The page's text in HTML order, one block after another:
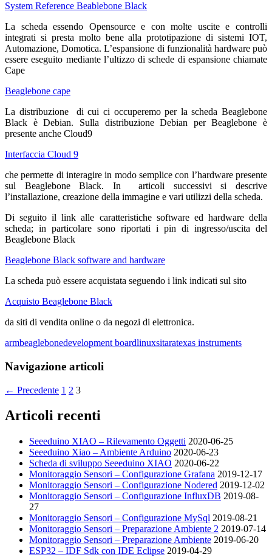
System Reference Beablebone Black
La scheda essendo Opensource e con molte uscite e controlli
integrati si presta molto bene alla prototipazione di sistemi IOT,
Automazione, Domotica. L’espansione di funzionalità hardware può
essere eseguito mediante l’ultizzo di schede di espansione chiamate
Cape
Beaglebone cape
La distribuzione di cui ci occuperemo per la scheda Beaglebone
Black è Debian. Sulla distribuzione Debian per Beaglebone è
presente anche Cloud9
Interfaccia Cloud 9
che permette di interagire in modo semplice con l’hardware presente
sul Beaglebone Black. In articoli successivi si descrive
l’installazione, creazione della immagine e vari utilizzi della scheda.
Di seguito il link alle caratteristiche software ed hardware della
scheda; in particolare sono riportati i pin di ingresso/uscita del
Beaglebone Black
Beaglebone Black software and hardware
La scheda può essere acquistata seguendo i link indicati sul sito
Acquisto Beaglebone Black
da siti di vendita online o da negozi di elettronica.
armbeaglebonedevelopment boardlinuxsitaratexas instruments
Navigazione articoli
← Precedente 1 2 3
Articoli recenti
Seeeduino XIAO – Rilevamento Oggetti 2020-06-25
Seeeduino Xiao – Ambiente Arduino 2020-06-23
Scheda di sviluppo Seeeduino XIAO 2020-06-22
Monitoraggio Sensori – Configurazione Grafana 2019-12-17
Monitoraggio Sensori – Configurazione Nodered 2019-12-02
Monitoraggio Sensori – Configurazione InfluxDB 2019-08-
27
Monitoraggio Sensori – Configurazione MySql 2019-08-21
Monitoraggio Sensori – Preparazione Ambiente 2 2019-07-14
Monitoraggio Sensori – Preparazione Ambiente 2019-06-20
ESP32 – IDF Sdk con IDE Eclipse 2019-04-29